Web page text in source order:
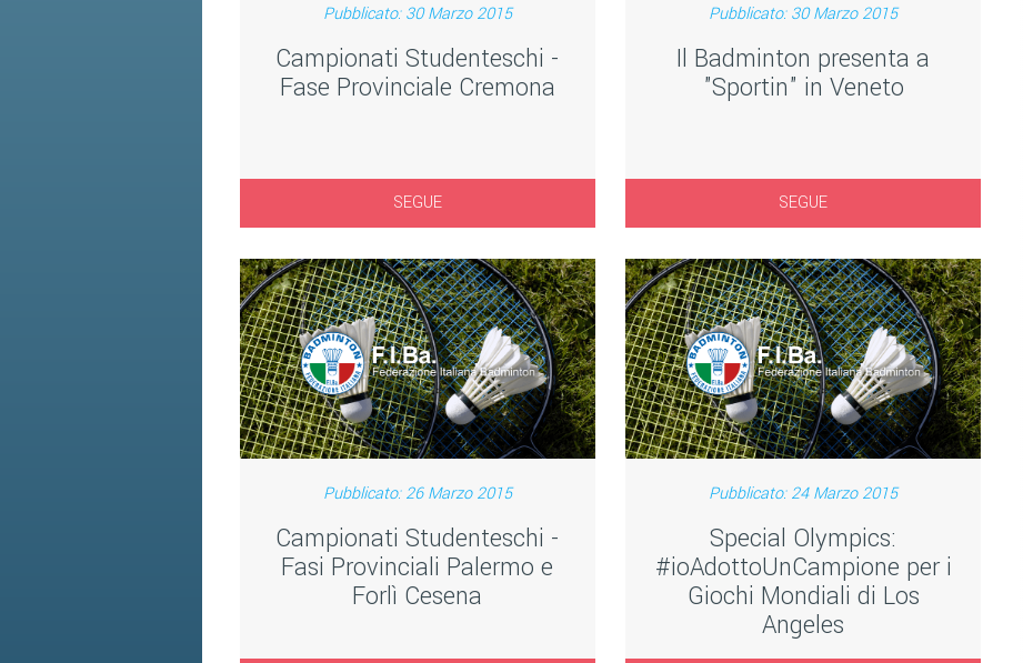
Pubblicato: 30 Marzo 2015
Campionati Studenteschi -
Fase Provinciale Cremona
SEGUE
Pubblicato: 30 Marzo 2015
Il Badminton presenta a
"Sportin" in Veneto
SEGUE
Pubblicato: 26 Marzo 2015
Campionati Studenteschi -
Fasi Provinciali Palermo e
Forlì Cesena
Pubblicato: 24 Marzo 2015
Special Olympics:
#ioAdottoUnCampione per i
Giochi Mondiali di Los
Angeles